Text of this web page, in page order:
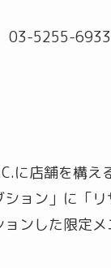
03-5255-
に店舗を構え
ョン」に「リ
ンした限定メ